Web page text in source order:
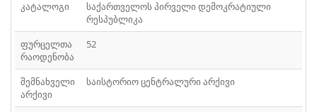
ᲤᲐᲘᲚᲘ 41
ᲤᲐᲘᲚᲘ 42
ᲤᲐᲘᲚᲘ
ᲤᲐᲘᲚᲘ
კატალოგი
საქართველოს პირველი დემოკრატიული
რესპუბლიკა
ფურცელთა
რაოდენობა
52
შემნახველი
არქივი
საისტორიო ცენტრალური არქივი